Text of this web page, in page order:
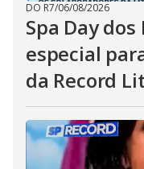
DO R7/06/08/2026
Spa Day
especial
da Record